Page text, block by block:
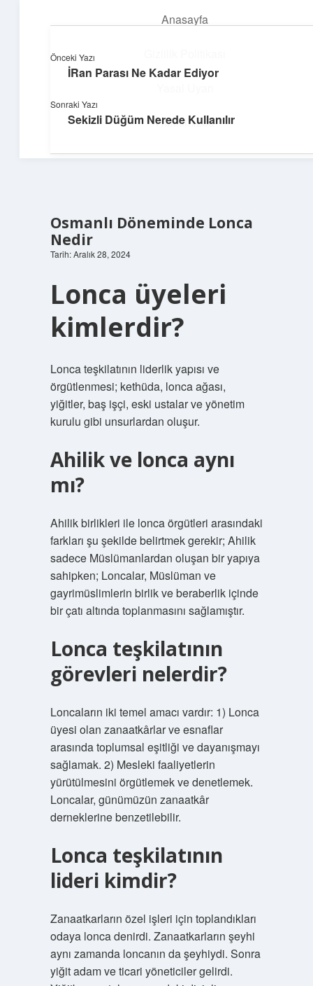
Anasayfa
Hakkımızda
Neşeli Bilgi Durağı
Hızlı hikayelerle gününü şenlendir!
Osmanlı Döneminde Lonca
Nedir
Tarih: Aralık 28, 2024
Lonca üyeleri
kimlerdir?
Lonca teşkilatının liderlik yapısı ve
örgütlenmesi; kethüda, lonca ağası,
yiğitler, baş işçi, eski ustalar ve yönetim
kurulu gibi unsurlardan oluşur.
Ahilik ve lonca aynı
mı?
Ahilik birlikleri ile lonca örgütleri arasındaki
farkları şu şekilde belirtmek gerekir; Ahilik
sadece Müslümanlardan oluşan bir yapıya
sahipken; Loncalar, Müslüman ve
gayrimüslimlerin birlik ve beraberlik içinde
bir çatı altında toplanmasını sağlamıştır.
Lonca teşkilatının
görevleri nelerdir?
Loncaların iki temel amacı vardır: 1) Lonca
üyesi olan zanaatkârlar ve esnaflar
arasında toplumsal eşitliği ve dayanışmayı
sağlamak. 2) Mesleki faaliyetlerin
yürütülmesini örgütlemek ve denetlemek.
Loncalar, günümüzün zanaatkâr
derneklerine benzetilebilir.
Lonca teşkilatının
lideri kimdir?
Zanaatkarların özel işleri için toplandıkları
odaya lonca denirdi. Zanaatkarların şeyhi
aynı zamanda loncanın da şeyhiydi. Sonra
yiğit adam ve ticari yöneticiler gelirdi.
Önceki Yazı
İRan Parası Ne Kadar Ediyor
Sonraki Yazı
Sekizli Düğüm Nerede Kullanılır